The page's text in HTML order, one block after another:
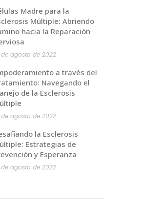
Madre para la
Múltiple: Abriendo
hacia la Reparación
de agosto de 2022
a través del
Navegando el
de la Esclerosis
de agosto de 2022
la Esclerosis
Estrategias de
y Esperanza
de agosto de 2022